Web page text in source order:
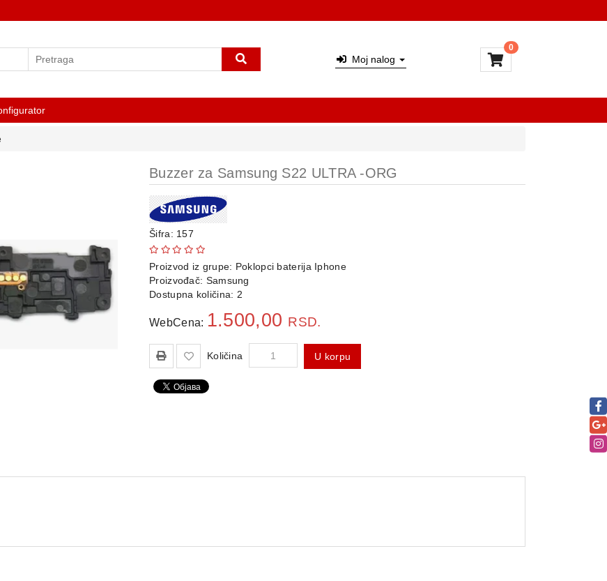
Moj nalog
0
Buzzer za Samsung S22 ULTRA -ORG
Šifra: 157
Proizvod iz grupe: Poklopci baterija Iphone
Proizvođač: Samsung
Dostupna količina: 2
WebCena: 1.500,00 RSD.
Količina U korpu